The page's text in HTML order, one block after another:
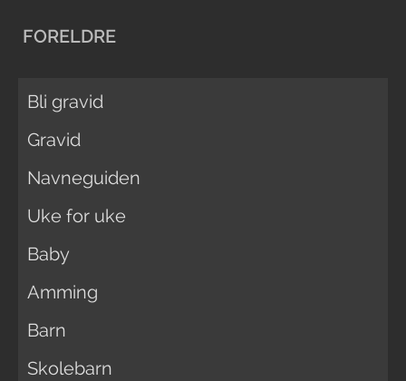
FORELDRE
Bli gravid
Gravid
Navneguiden
Uke for uke
Baby
Amming
Barn
Skolebarn